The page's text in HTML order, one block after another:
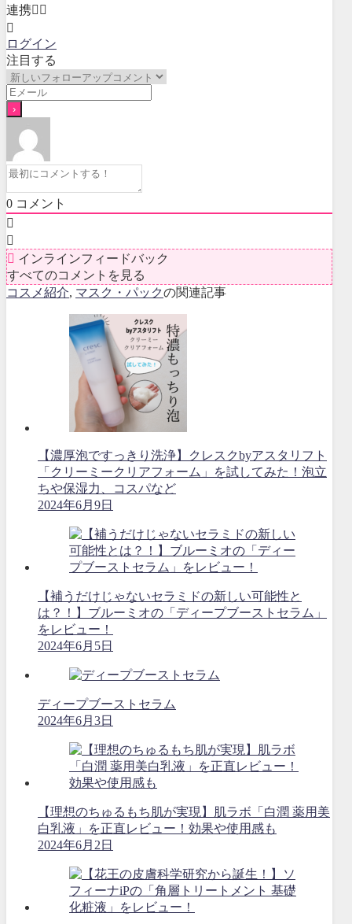
連携
ログイン
注目する
0 コメント
インラインフィードバック
すべてのコメントを見る
コスメ紹介, マスク・パックの関連記事
【濃厚泡ですっきり洗浄】クレスクbyアスタリフト
「クリーミークリアフォーム」を試してみた！泡立
ちや保湿力、コスパなど
2024年6月9日
【補うだけじゃないセラミドの新しい可能性と
は？！】ブルーミオの「ディープブーストセラム」
をレビュー！
2024年6月5日
ディープブーストセラム
2024年6月3日
【理想のちゅるもち肌が実現】肌ラボ「白潤 薬用美
白乳液」を正直レビュー！効果や使用感も
2024年6月2日